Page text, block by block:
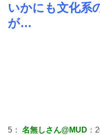
いかにも文化系
が…
5： 名無しさん@MUD ：